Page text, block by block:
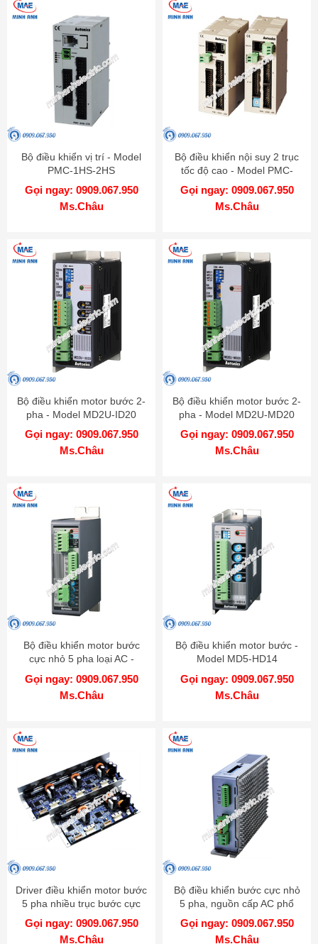
Bộ điều khiển vị trí - Model
PMC-1HS-2HS
Gọi ngay: 0909.067.950
Ms.Châu
Bộ điều khiển nội suy 2 trục
tốc độ cao - Model PMC-
2HSP
Gọi ngay: 0909.067.950
Ms.Châu
Bộ điều khiển motor bước 2-
pha - Model MD2U-ID20
Gọi ngay: 0909.067.950
Ms.Châu
Bộ điều khiển motor bước 2-
pha - Model MD2U-MD20
Gọi ngay: 0909.067.950
Ms.Châu
Bộ điều khiển motor bước
cực nhỏ 5 pha loại AC -
Model MD5-HF14
Gọi ngay: 0909.067.950
Ms.Châu
Bộ điều khiển motor bước -
Model MD5-HD14
Gọi ngay: 0909.067.950
Ms.Châu
Driver điều khiển motor bước
5 pha nhiều trục bước cực
nhỏ - Model MD5-HD14-2X-
3X
Gọi ngay: 0909.067.950
Ms.Châu
Bộ điều khiển bước cực nhỏ
5 pha, nguồn cấp AC phổ
biến - Model MD5-HF28
Gọi ngay: 0909.067.950
Ms.Châu